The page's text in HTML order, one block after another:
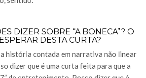
DIZER SOBRE “A BONECA”? O
DESTA CURTA?
história contada em narrativa não linear
dizer que é uma curta feita para que a